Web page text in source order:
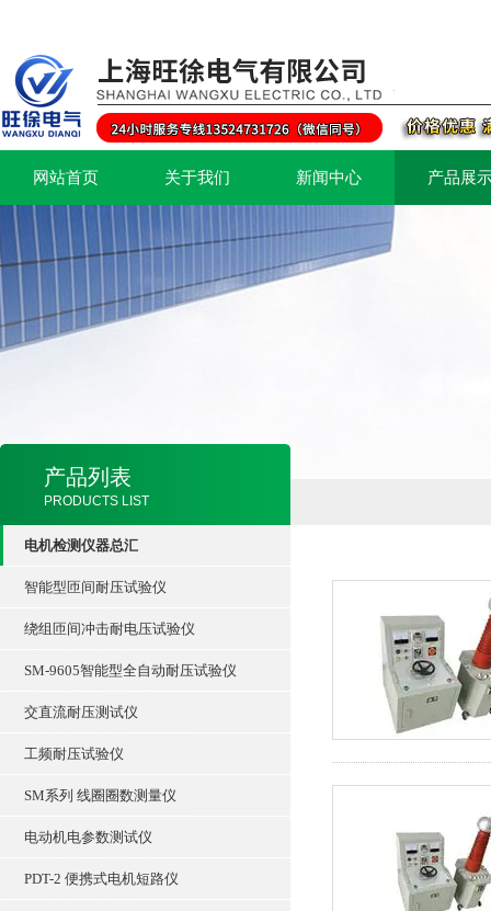
网站首页 关于我们 新闻中心 产品展
产品列表
PRODUCTS LIST
电机检测仪器总汇
智能型匝间耐压试验仪
绕组匝间冲击耐电压试验仪
SM-9605智能型全自动耐压试验仪
交直流耐压测试仪
工频耐压试验仪
SM系列 线圈圈数测量仪
电动机电参数测试仪
PDT-2 便携式电机短路仪